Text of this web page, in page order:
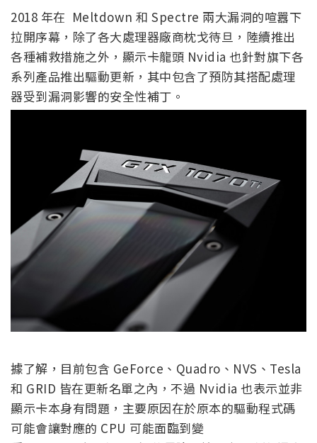
2018 年在 Meltdown 和 Spectre 兩大漏洞的喧囂下
拉開序幕，除了各大處理器廠商枕戈待旦，陸續推出
各種補救措施之外，顯示卡龍頭 Nvidia 也針對旗下各
系列產品推出驅動更新，其中包含了預防其搭配處理
器受到漏洞影響的安全性補丁。
據了解，目前包含 GeForce、Quadro、NVS、Tesla
和 GRID 皆在更新名單之內，不過 Nvidia 也表示並非
顯示卡本身有問題，主要原因在於原本的驅動程式碼
可能會讓對應的 CPU 可能面臨到變